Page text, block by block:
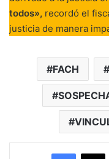
todos», recordó el
justicia de manera
FACH
X